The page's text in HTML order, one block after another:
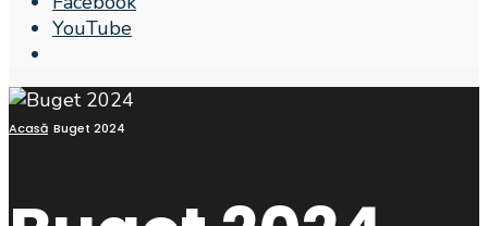
YouTube
Search
Window
Acasă Buget 2024